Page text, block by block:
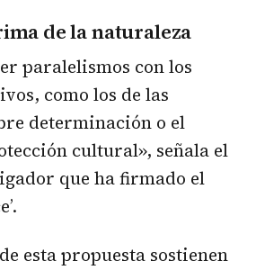
de la naturaleza
paralelismos con los
como los de las
determinación o el
cultural», señala el
que ha firmado el
esta propuesta sostienen